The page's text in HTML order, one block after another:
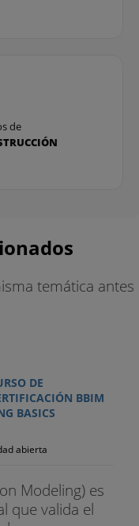
de
temática antes
DE
BBIM
BASICS
abierta
Modeling) es
que valida el